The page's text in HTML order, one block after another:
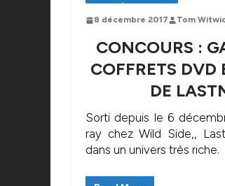
8 décembre 2017 Tom
CONCOURS :
COFFRETS DVD
DE
Sorti depuis le 6
ray chez Wild Side,,
dans un univers très riche.